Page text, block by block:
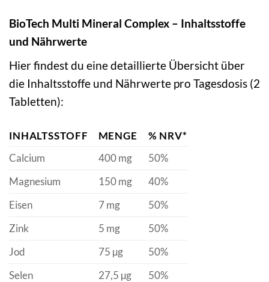
BioTech Multi Mineral Complex – Inhaltsstoffe
und Nährwerte
Hier findest du eine detaillierte Übersicht über
die Inhaltsstoffe und Nährwerte pro Tagesdosis (2
Tabletten):
INHALTSSTOFF MENGE
% NRV*
Calcium
400 mg
50%
Magnesium
150 mg
40%
Eisen
7 mg
50%
Zink
5 mg
50%
Jod
75 µg
50%
Selen
27,5 µg
50%